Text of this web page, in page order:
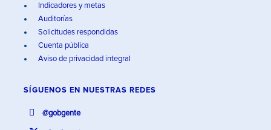
Indicadores y metas
Auditorías
Solicitudes respondidas
Cuenta pública
Aviso de privacidad integral
SÍGUENOS EN NUESTRAS REDES
@gobgente